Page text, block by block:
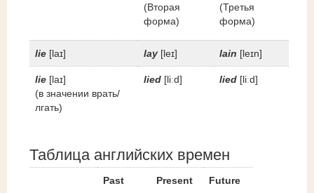
(Вторая
форма)
(Третья
форма)
lie [laɪ] lay [leɪ] lain [leɪn]
lie [laɪ]
(в значении врать/
лгать)
lied [liːd] lied [liːd]
Таблица английских времен
Past Present Future